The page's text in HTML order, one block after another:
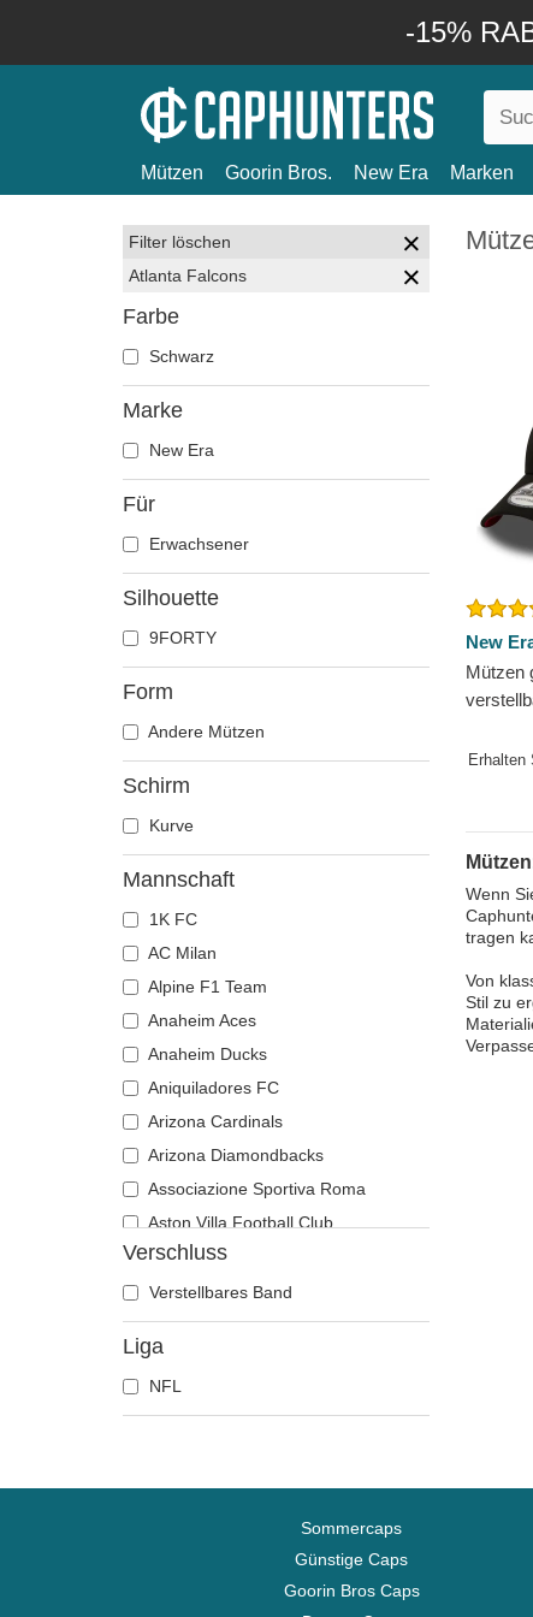
-15%
Mützen Goorin Bros. New Era Marken
Filter löschen
Atlanta Falcons
Farbe
Schwarz
Marke
New Era
Für
Erwachsener
Silhouette
9FORTY
Form
Andere Mützen
Schirm
Kurve
Mannschaft
1K FC
AC Milan
Alpine F1 Team
Anaheim Aces
Anaheim Ducks
Aniquiladores FC
Arizona Cardinals
Arizona Diamondbacks
Associazione Sportiva Roma
Aston Villa Football Club
Atlanta Braves
Atlanta Falcons
Atlanta Hawks
Boston Bruins
Boston Celtics
Carolina Panthers
Chelsea Football Club
Verschluss
Verstellbares Band
Liga
NFL
New
Mützen
The
Erhalten
Wenn
tragen
Von
Stil zu
Sommercaps
Günstige Caps
Goorin Bros Caps